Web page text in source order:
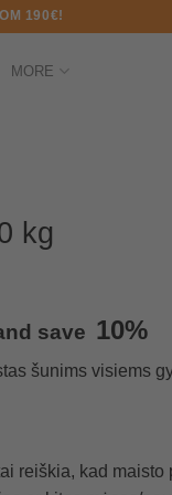
190€!
MORE
kg
save 10%
šunims visiems
reiškia, kad